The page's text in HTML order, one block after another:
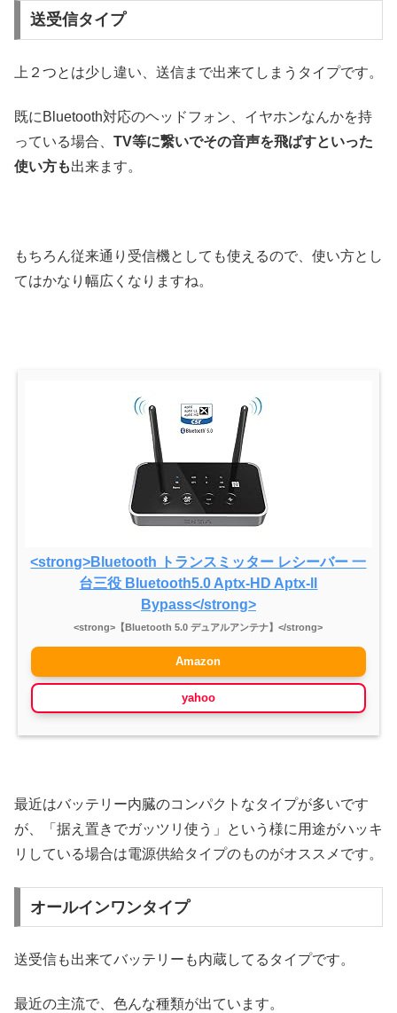
送受信タイプ
上２つとは少し違い、送信まで出来てしまうタイプです。
既にBluetooth対応のヘッドフォン、イヤホンなんかを持
っている場合、 TV等に繋いでその音声を飛ばすといった
使い方も出来ます。
もちろん従来通り受信機としても使えるので、使い方とし
てはかなり幅広くなりますね。
<strong>Bluetooth トランスミッター レシーバー 一
台三役 Bluetooth5.0 Aptx-HD Aptx-ll
Bypass</strong>
<strong>【Bluetooth 5.0 デュアルアンテナ】</strong>
Amazon
yahoo
最近はバッテリー内臓のコンパクトなタイプが多いです
が、「据え置きでガッツリ使う」という様に用途がハッキ
リしている場合は電源供給タイプのものがオススメです。
オールインワンタイプ
送受信も出来てバッテリーも内蔵してるタイプです。
最近の主流で、色んな種類が出ています。